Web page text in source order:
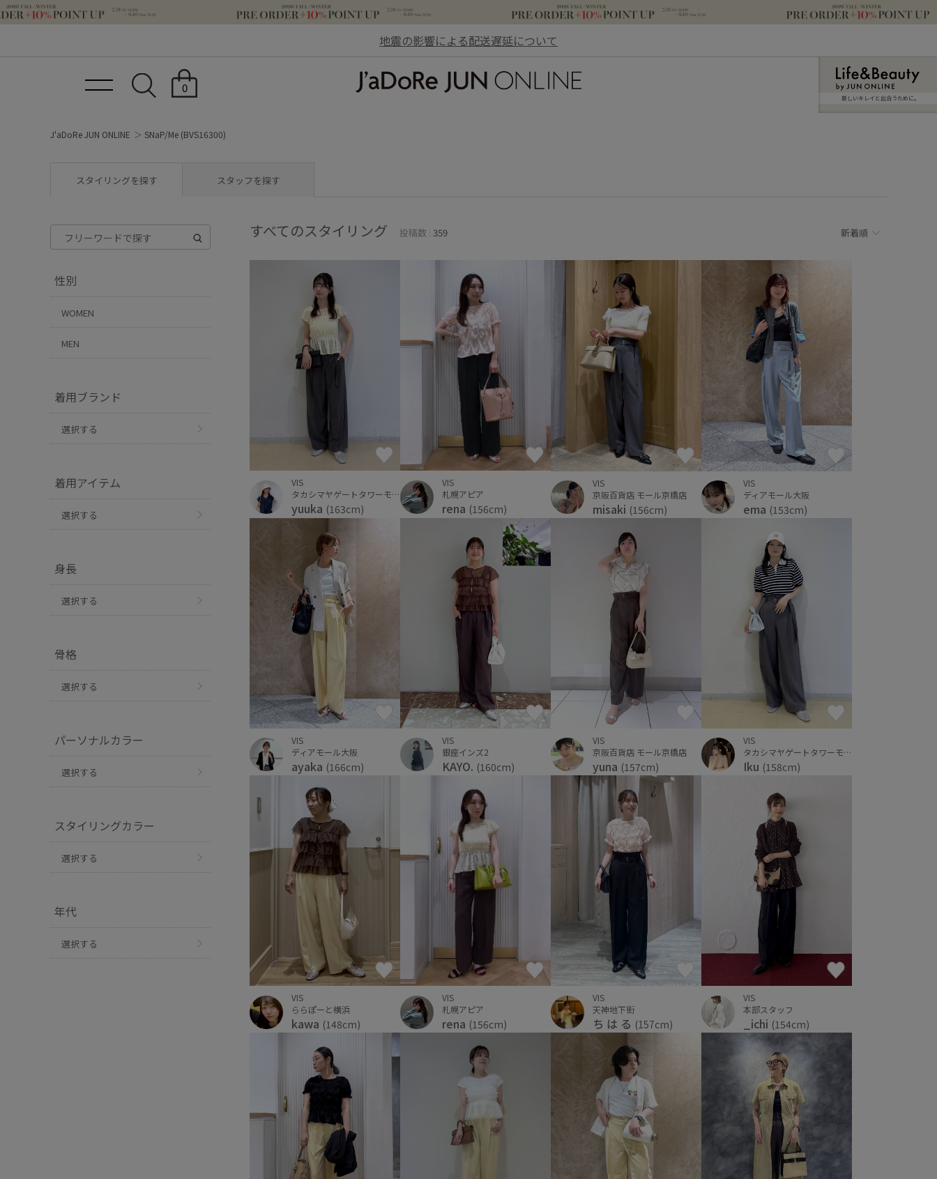
地震の影響による配送遅延について
0
新しいキレイと出合うために。
J'aDoRe JUN ONLINE SNaP/Me (BVS16300)
スタイリングを探す スタッフを探す
性別
WOMEN
MEN
着用ブランド
選択する
着用アイテム
選択する
身長
選択する
骨格
選択する
パーソナルカラー
選択する
スタイリングカラー
選択する
年代
選択する
すべてのスタイリング 投稿数 : 359 新着順
VIS
タカシマヤゲートタワーモール
yuuka (163cm)
VIS
札幌アピア
rena (156cm)
VIS
京阪百貨店 モール京橋店
misaki (156cm)
VIS
ディアモール大阪
ema (153cm)
VIS
ディアモール大阪
ayaka (166cm)
VIS
銀座インズ2
KAYO. (160cm)
VIS
京阪百貨店 モール京橋店
yuna (157cm)
VIS
タカシマヤゲートタワーモール
Iku (158cm)
VIS
ららぽーと横浜
kawa (148cm)
VIS
札幌アピア
rena (156cm)
VIS
天神地下街
ち は る (157cm)
VIS
本部スタッフ
_ichi (154cm)